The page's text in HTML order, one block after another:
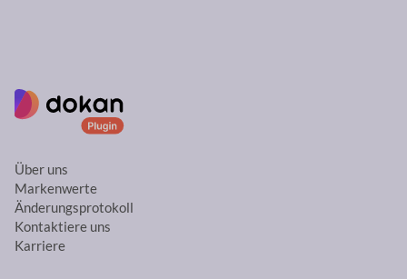
Über uns
Markenwerte
Änderungsprotokoll
Kontaktiere uns
Karriere